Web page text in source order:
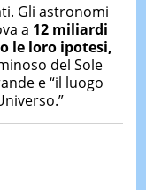
Gli astronomi
a 12 miliardi
le loro ipotesi,
del Sole
e “il luogo